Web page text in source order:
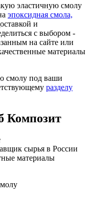
эластичную смолу
эпоксидная смола,
и
с выбором -
на сайте или
материалы
смолу под ваши
разделу
Композит
сырья в России
материалы